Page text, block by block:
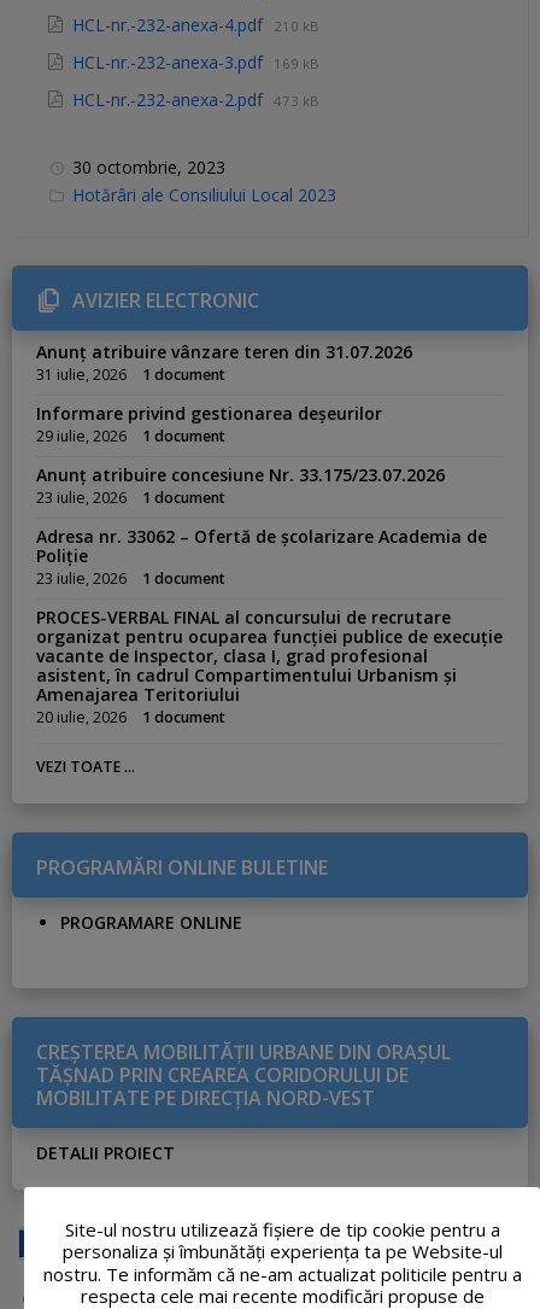
HCL-nr.-232-anexa-4.pdf 210 kB
HCL-nr.-232-anexa-3.pdf 169 kB
HCL-nr.-232-anexa-2.pdf 473 kB
30 octombrie, 2023
C
r
i
e
s
Hotărâri ale Consiliului Local 2023
AVIZIER ELECTRONIC
Anunț atribuire vânzare teren din 31.07.2026
31 iulie, 2026 1 document
Informare privind gestionarea deșeurilor
29 iulie, 2026 1 document
Anunț atribuire concesiune Nr. 33.175/23.07.2026
23 iulie, 2026 1 document
Adresa nr. 33062 – Ofertă de școlarizare Academia de
Poliție
23 iulie, 2026 1 document
PROCES-VERBAL FINAL al concursului de recrutare
organizat pentru ocuparea funcției publice de execuție
vacante de Inspector, clasa I, grad profesional
asistent, în cadrul Compartimentului Urbanism și
Amenajarea Teritoriului
20 iulie, 2026 1 document
VEZI TOATE ...
PROGRAMĂRI ONLINE BULETINE
PROGRAMARE ONLINE
CREŞTEREA MOBILITĂŢII URBANE DIN ORAŞUL
TĂŞNAD PRIN CREAREA CORIDORULUI DE
MOBILITATE PE DIRECŢIA NORD-VEST
DETALII PROIECT
Site-ul nostru utilizează fişiere de tip cookie pentru a
personaliza și îmbunătăți experiența ta pe Website-ul
nostru. Te informăm că ne-am actualizat politicile pentru a
respecta cele mai recente modificări propuse de